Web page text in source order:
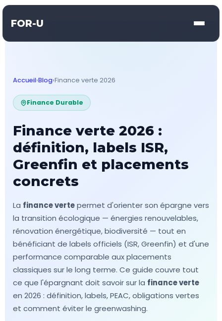
FOR-U
Accueil›Blog›Finance verte 2026
Finance Durable
Finance verte 2026 :
définition, labels ISR,
Greenfin et placements
concrets
La finance vertepermet d'orienter son épargne vers
la transition écologique — énergies renouvelables,
rénovation énergétique, biodiversité — tout en
bénéficiant de labels officiels (ISR, Greenfin) et d'une
performance comparable aux placements
classiques sur le long terme. Ce guide couvre tout
ce que l'épargnant doit savoir sur la finance verte
en 2026 : définition, labels, PEAC, obligations vertes
et comment éviter le greenwashing.